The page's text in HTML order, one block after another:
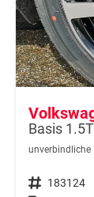
unverbindliche
Fahrzeugnr. 183124